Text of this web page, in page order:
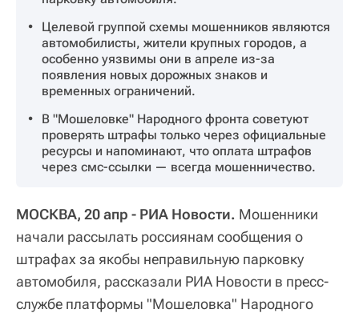
Целевой группой схемы мошенников являются
автомобилисты, жители крупных городов, а
особенно уязвимы они в апреле из-за
появления новых дорожных знаков и
временных ограничений.
В "Мошеловке" Народного фронта советуют
проверять штрафы только через официальные
ресурсы и напоминают, что оплата штрафов
через смс-ссылки — всегда мошенничество.
МОСКВА, 20 апр - РИА Новости. Мошенники
начали рассылать россиянам сообщения о
штрафах за якобы неправильную парковку
автомобиля, рассказали РИА Новости в пресс-
службе платформы "Мошеловка" Народного